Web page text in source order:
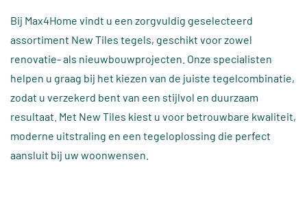
Bij Max4Home vindt u een zorgvuldig geselecteerd
assortiment New Tiles tegels, geschikt voor zowel
renovatie- als nieuwbouwprojecten. Onze specialisten
helpen u graag bij het kiezen van de juiste tegelcombinatie,
zodat u verzekerd bent van een stijlvol en duurzaam
resultaat. Met New Tiles kiest u voor betrouwbare kwaliteit,
moderne uitstraling en een tegeloplossing die perfect
aansluit bij uw woonwensen.